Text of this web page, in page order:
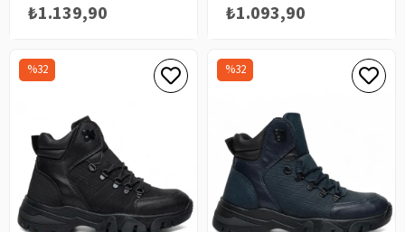
₺1.139,90 ₺1.093,90
%32 %32